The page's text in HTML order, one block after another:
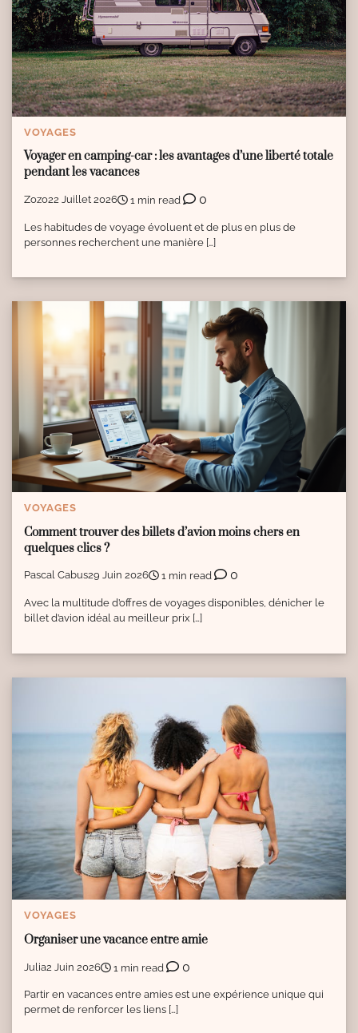
VOYAGES
Voyager en camping-car : les avantages d’une liberté totale
pendant les vacances
Zozo22 Juillet 2026 1 min read 0
Les habitudes de voyage évoluent et de plus en plus de
personnes recherchent une manière […]
VOYAGES
Comment trouver des billets d’avion moins chers en
quelques clics ?
Pascal Cabus29 Juin 2026 1 min read 0
Avec la multitude d’offres de voyages disponibles, dénicher le
billet d’avion idéal au meilleur prix […]
VOYAGES
Organiser une vacance entre amie
Julia2 Juin 2026 1 min read 0
Partir en vacances entre amies est une expérience unique qui
permet de renforcer les liens […]